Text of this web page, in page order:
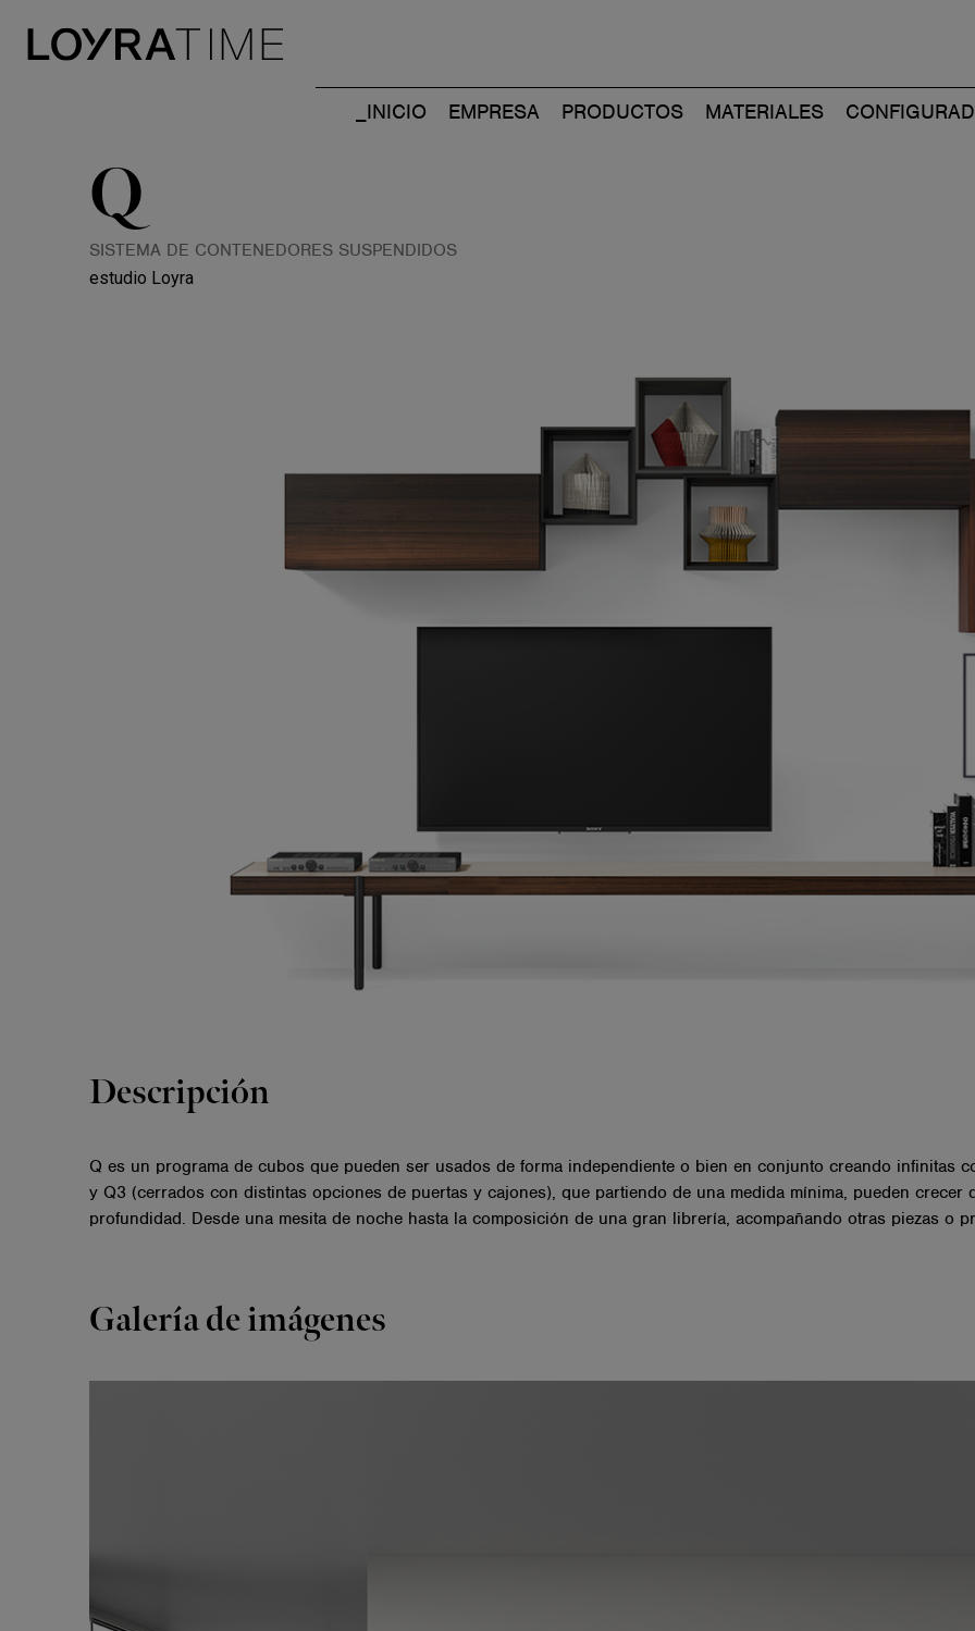
_INICIO EMPRESA PRODUCTOS MATERIALES
Q
SISTEMA DE CONTENEDORES SUSPENDIDOS
estudio Loyra
Descripción
Q es un programa de cubos que pueden ser usados de forma independiente o bien en conjunto creando infinitas
y Q3 (cerrados con distintas opciones de puertas y cajones), que partiendo de una medida mínima, pueden crecer
profundidad. Desde una mesita de noche hasta la composición de una gran librería, acompañando otras piezas o
Galería de imágenes